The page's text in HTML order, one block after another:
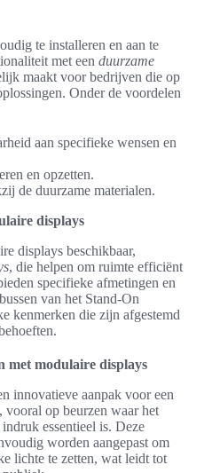
te installeren en aan te
met een duurzame
maakt voor bedrijven die op
Onder de voordelen
aan specifieke wensen en
en opzetten.
de duurzame materialen.
displays
displays beschikbaar,
, die helpen om ruimte efficiënt
specifieke afmetingen en
van het Stand-On
kenmerken die zijn afgestemd
met modulaire displays
innovatieve aanpak voor een
vooral op beurzen waar het
essentieel is. Deze
worden aangepast om
lichte te zetten, wat leidt tot